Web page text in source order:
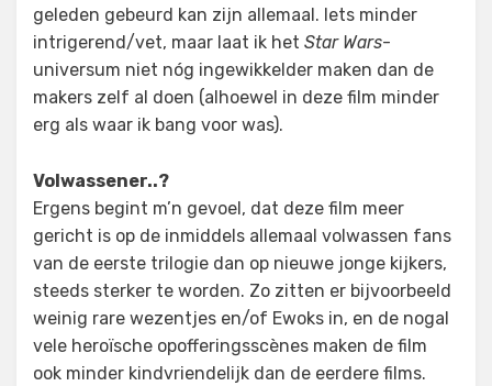
geleden gebeurd kan zijn allemaal. Iets minder
intrigerend/vet, maar laat ik het Star Wars-
universum niet nóg ingewikkelder maken dan de
makers zelf al doen (alhoewel in deze film minder
erg als waar ik bang voor was).
Volwassener..?
Ergens begint m’n gevoel, dat deze film meer
gericht is op de inmiddels allemaal volwassen fans
van de eerste trilogie dan op nieuwe jonge kijkers,
steeds sterker te worden. Zo zitten er bijvoorbeeld
weinig rare wezentjes en/of Ewoks in, en de nogal
vele heroïsche opofferingsscènes maken de film
ook minder kindvriendelijk dan de eerdere films.